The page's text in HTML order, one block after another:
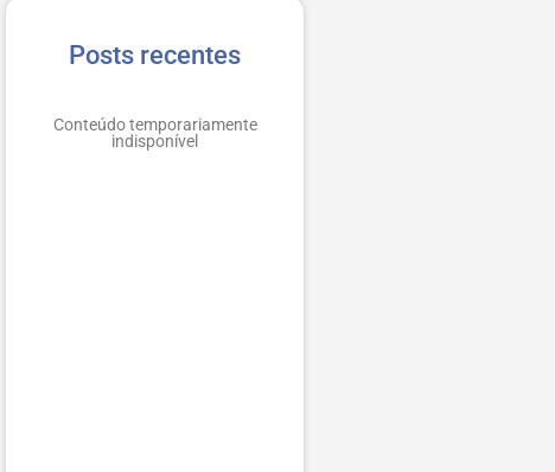
Posts recentes
Conteúdo temporariamente
indisponível